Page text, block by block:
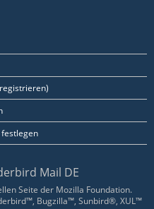
festlegen
Mail DE
Seite der Mozilla Foundation.
Bugzilla™, Sunbird®, XUL™